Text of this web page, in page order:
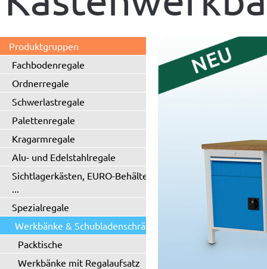
Produktgruppen
Fachbodenregale
Ordnerregale
Schwerlastregale
Palettenregale
Kragarmregale
Alu- und Edelstahlregale
Sichtlagerkästen, EURO-Behälter
...
Spezialregale
Werkbänke & Schubladenschränke
Packtische
Werkbänke mit Regalaufsatz